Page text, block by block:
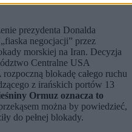
prezydenta Donalda
negocjacji” przez
morskiej na Iran. Decyzja
Centralne USA
blokadę całego ruchu
z irańskich portów 13
Ormuz oznacza to
można by powiedzieć,
do pełnej blokady.